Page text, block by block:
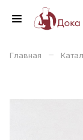
Главная –